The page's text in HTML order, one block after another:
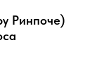
Ринпоче)